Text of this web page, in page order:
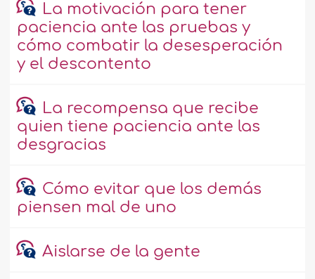
La motivación para tener
paciencia ante las pruebas y
cómo combatir la desesperación
y el descontento
La recompensa que recibe
quien tiene paciencia ante las
desgracias
Cómo evitar que los demás
piensen mal de uno
Aislarse de la gente